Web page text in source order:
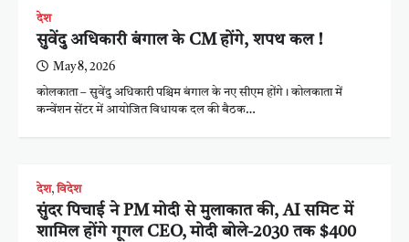
देश
सुवेंदु अधिकारी बंगाल के CM होंगे, शपथ कल !
May 8, 2026
कोलकाता – सुवेंदु अधिकारी पश्चिम बंगाल के नए सीएम होंगे। कोलकाता में
कन्वेंशन सेंटर में आयोजित विधायक दल की बैठक…
देश,विदेश
सुंदर पिचाई ने PM मोदी से मुलाकात की, AI समिट में
शामिल होंगे गूगल CEO, मोदी बोले-2030 तक $400